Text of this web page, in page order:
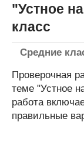
"Устное
класс
Средние
Проверочная
теме "Устное
работа
правильные